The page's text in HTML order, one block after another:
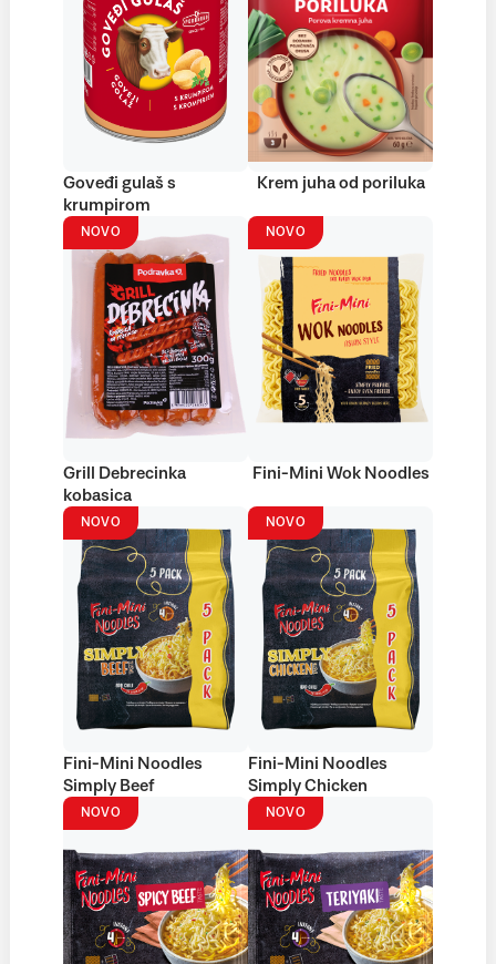
Goveđi gulaš s
krumpirom
Krem juha od poriluka
NOVO
Grill Debrecinka
kobasica
NOVO
Fini-Mini Wok Noodles
NOVO
Fini-Mini Noodles
Simply Beef
NOVO
Fini-Mini Noodles
Simply Chicken
NOVO NOVO